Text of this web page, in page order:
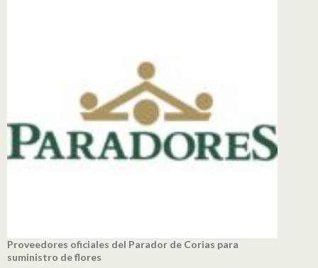
Proveedores oficiales del Parador de Corias para
suministro de flores